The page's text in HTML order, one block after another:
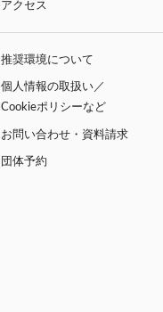
アクセス
推奨環境について
個人情報の取扱い／
Cookieポリシーなど
お問い合わせ・資料請求
団体予約